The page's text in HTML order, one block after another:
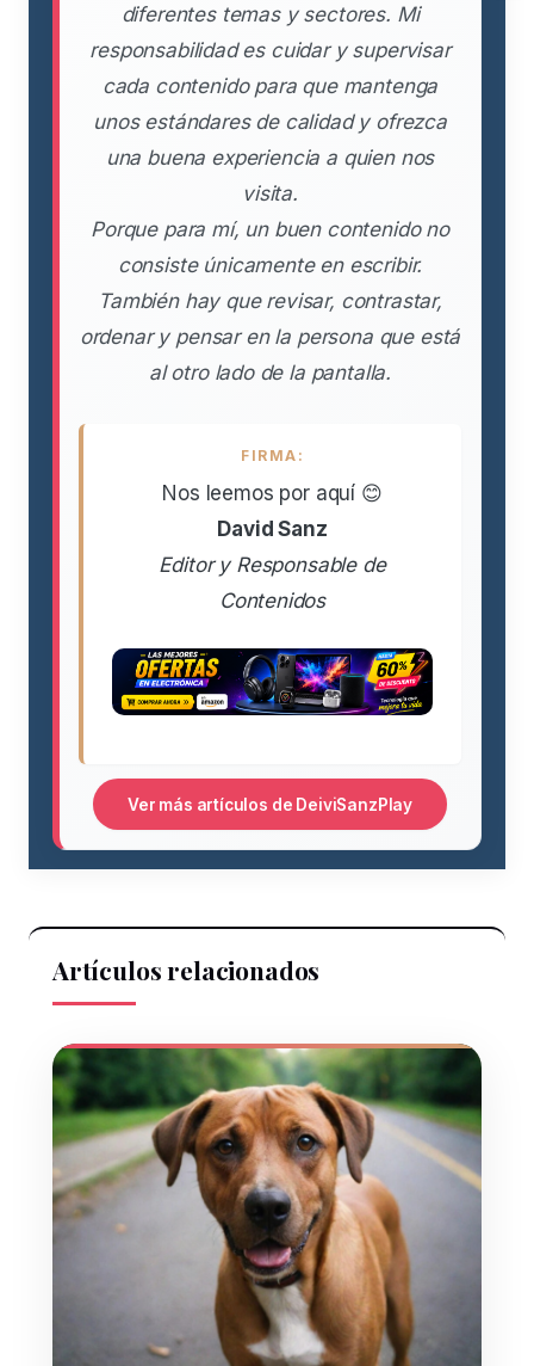
diferentes temas y sectores. Mi
responsabilidad es cuidar y supervisar
cada contenido para que mantenga
unos estándares de calidad y ofrezca
una buena experiencia a quien nos
visita.
Porque para mí, un buen contenido no
consiste únicamente en escribir.
También hay que revisar, contrastar,
ordenar y pensar en la persona que está
al otro lado de la pantalla.
FIRMA:
Nos leemos por aquí 😊
David Sanz
Editor y Responsable de
Contenidos
Ver más artículos de DeiviSanzPlay
Artículos relacionados